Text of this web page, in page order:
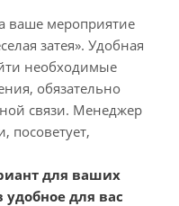
ваше мероприятие
затея». Удобная
необходимые
обязательно
связи. Менеджер
посоветует,
для ваших
для вас